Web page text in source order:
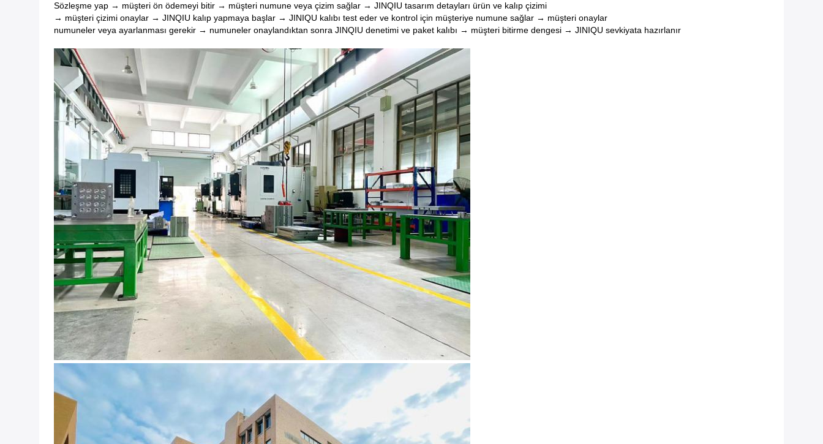
Sözleşme yap → müşteri ön ödemeyi bitir → müşteri numune veya çizim sağlar → JINQIU tasarım detayları ürün ve kalıp çizimi
→ müşteri çizimi onaylar → JINQIU kalıp yapmaya başlar → JINIQU kalıbı test eder ve kontrol için müşteriye numune sağlar → müşteri onaylar
numuneler veya ayarlanması gerekir → numuneler onaylandıktan sonra JINQIU denetimi ve paket kalıbı → müşteri bitirme dengesi → JINIQU sevkiyata hazırlanır